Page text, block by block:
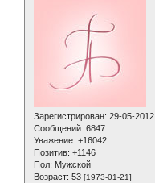
Зарегистрирован: 29-05-2012
Сообщений: 6847
Уважение: +16042
Позитив: +1146
Пол: Мужской
Возраст: 53 [1973-01-21]